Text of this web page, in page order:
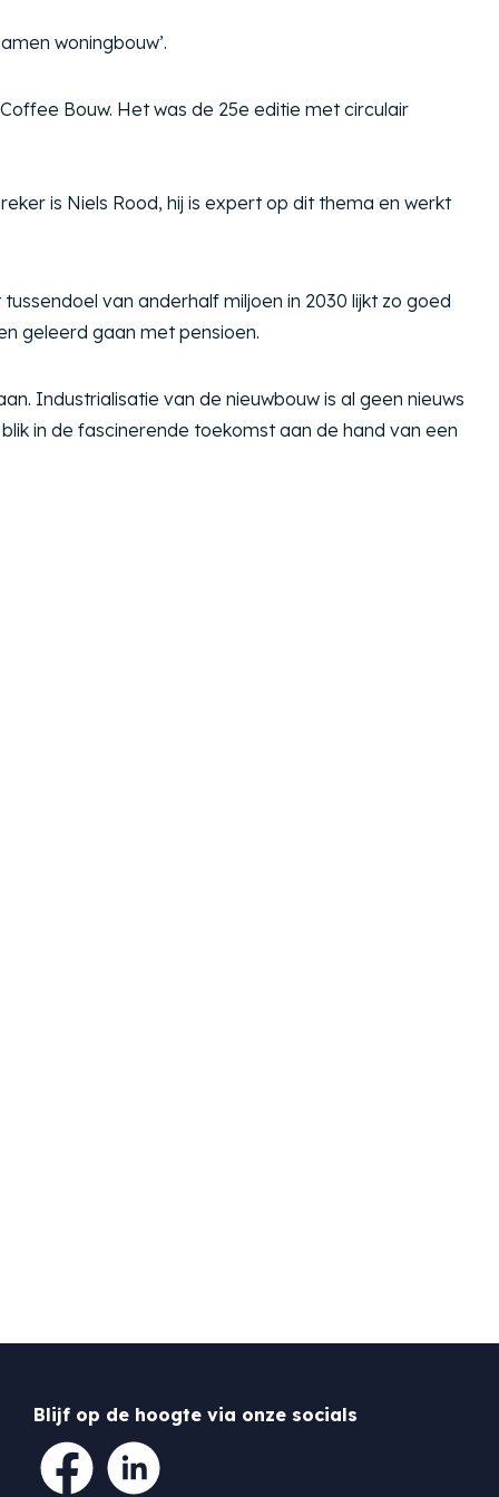
woningbouw’.
Bouw. Het was de 25e editie met circulair
is Niels Rood, hij is expert op dit thema en werkt
van anderhalf miljoen in 2030 lijkt zo goed
geleerd gaan met pensioen.
Industrialisatie van de nieuwbouw is al geen nieuws
in de fascinerende toekomst aan de hand van een
Blijf op de hoogte via onze socials